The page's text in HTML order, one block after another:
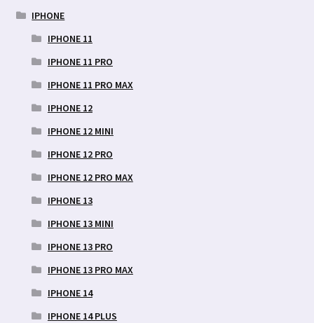
IPHONE
IPHONE 11
IPHONE 11 PRO
IPHONE 11 PRO MAX
IPHONE 12
IPHONE 12 MINI
IPHONE 12 PRO
IPHONE 12 PRO MAX
IPHONE 13
IPHONE 13 MINI
IPHONE 13 PRO
IPHONE 13 PRO MAX
IPHONE 14
IPHONE 14 PLUS